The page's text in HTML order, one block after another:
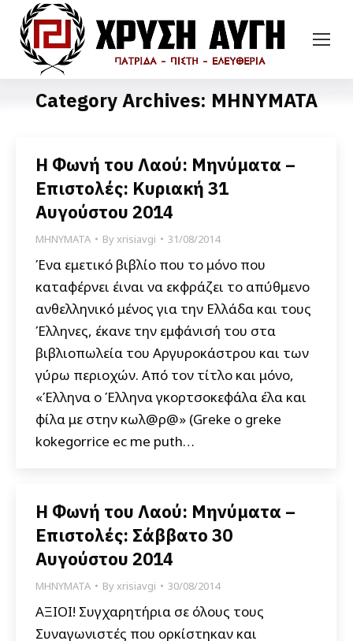
Category Archives: ΜΗΝΥΜΑΤΑ
Η Φωνή του Λαού: Μηνύματα –
Επιστολές: Κυριακή 31
Αυγούστου 2014
ΜΗΝΥΜΑΤΑ Byxrisiavgi 31/08/2014
Ένα εμετικό βιβλίο που το μόνο που
καταφέρνει έιναι να εκφράζει το απύθμενο
ανθελληνικό μένος για την Ελλάδα και τους
Έλληνες, έκανε την εμφάνισή του στα
βιβλιοπωλεία του Αργυροκάστρου και των
γύρω περιοχών. Από τον τίτλο και μόνο,
«Έλληνα ο Έλληνα γκορτσοκεφάλα έλα και
φίλα με στην κωλ@ρ@» (Greke o greke
kokegorrice ec me puth…
Η Φωνή του Λαού: Μηνύματα –
Επιστολές: Σάββατο 30
Αυγούστου 2014
ΜΗΝΥΜΑΤΑ Byxrisiavgi 30/08/2014
ΑΞΙΟΙ! Συγχαρητήρια σε όλους τους
Συναγωνιστές που ορκίστηκαν και